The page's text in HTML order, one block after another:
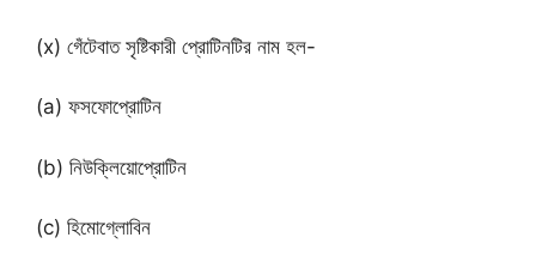
(x) গেঁটেবাত সৃষ্টিকারী প্রোটিনটির নাম হল-
(a) ফসফোপ্রোটিন
(b) নিউক্লিয়োপ্রোটিন
(c) হিমোগ্লোবিন